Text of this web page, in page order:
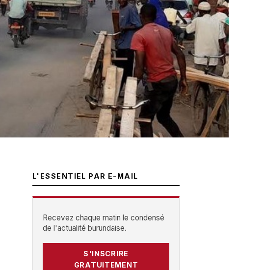
L'ESSENTIEL PAR E-MAIL
Recevez chaque matin le condensé
de l'actualité burundaise.
S'INSCRIRE
GRATUITEMENT